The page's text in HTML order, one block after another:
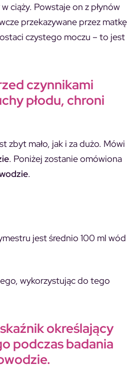
ciąży. Powstaje on z płynów
przekazywane przez matkę
czystego moczu – to jest
czynnikami
płodu, chroni
zbyt mało, jak i za dużo. Mówi
. Poniżej zostanie omówiona
.
jest średnio 100 ml wód
wykorzystując do tego
określający
podczas badania